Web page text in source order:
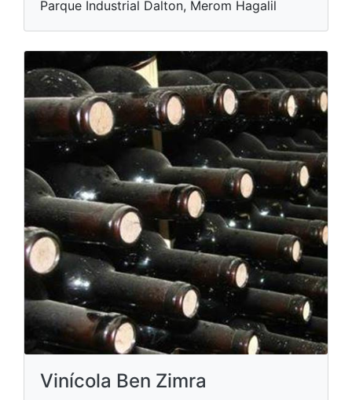
Parque Industrial Dalton, Merom Hagalil
Vinícola Ben Zimra